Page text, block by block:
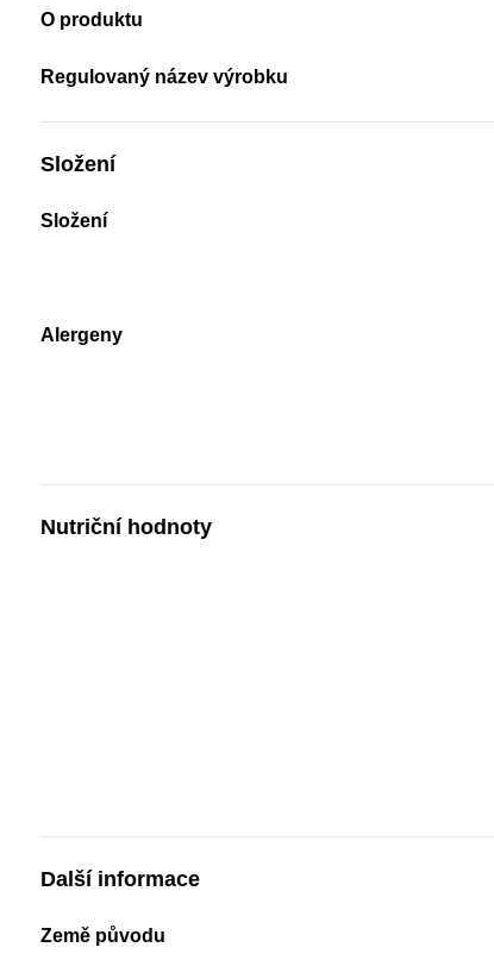
O produktu
Regulovaný název výrobku
Složení
Složení
Alergeny
Nutriční hodnoty
Další informace
Země původu